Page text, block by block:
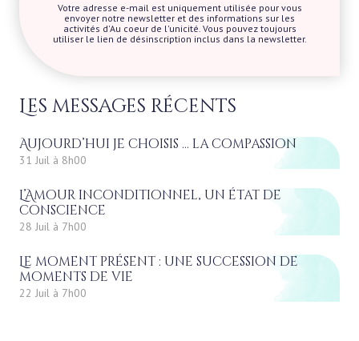
Votre adresse e-mail est uniquement utilisée pour vous
envoyer notre newsletter et des informations sur les
activités d'Au coeur de l'unicité. Vous pouvez toujours
utiliser le lien de désinscription inclus dans la newsletter.
Les messages récents
Aujourd’hui je choisis … la compassion
31 Juil à 8h00
L’Amour inconditionnel, un état de
conscience
28 Juil à 7h00
Le moment présent : une succession de
moments de vie
22 Juil à 7h00